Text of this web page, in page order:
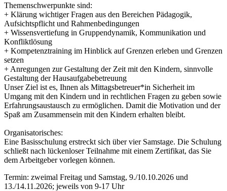
Themenschwerpunkte sind:
+ Klärung wichtiger Fragen aus den Bereichen Pädagogik,
Aufsichtspflicht und Rahmenbedingungen
+ Wissensvertiefung in Gruppendynamik, Kommunikation und
Konfliktlösung
+ Kompetenztraining im Hinblick auf Grenzen erleben und Grenzen
setzen
+ Anregungen zur Gestaltung der Zeit mit den Kindern, sinnvolle
Gestaltung der Hausaufgabebetreuung
Unser Ziel ist es, Ihnen als Mittagsbetreuer*in Sicherheit im
Umgang mit den Kindern und in rechtlichen Fragen zu geben sowie
Erfahrungsaustausch zu ermöglichen. Damit die Motivation und der
Spaß am Zusammensein mit den Kindern erhalten bleibt.
Organisatorisches:
Eine Basisschulung erstreckt sich über vier Samstage. Die Schulung
schließt nach lückenloser Teilnahme mit einem Zertifikat, das Sie
dem Arbeitgeber vorlegen können.
Termin: zweimal Freitag und Samstag, 9./10.10.2026 und
13./14.11.2026; jeweils von 9-17 Uhr